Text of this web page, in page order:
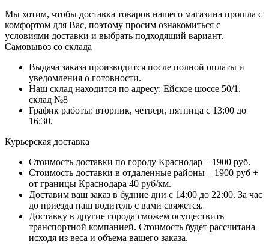
Мы хотим, чтобы доставка товаров нашего магазина прошла с
комфортом для Вас, поэтому просим ознакомиться с
условиями доставки и выбрать подходящий вариант.
Самовывоз со склада
Выдача заказа производится после полной оплаты и
уведомления о готовности.
Наш склад находится по адресу: Ейское шоссе 50/1,
склад №8
График работы: вторник, четверг, пятница с 13:00 до
16:30.
Курьерская доставка
Стоимость доставки по городу Краснодар – 1900 руб.
Стоимость доставки в отдаленные районы – 1900 руб +
от границы Краснодара 40 руб/км.
Доставим ваш заказ в будние дни с 14:00 до 22:00. За час
до приезда наш водитель с вами свяжется.
Доставку в другие города сможем осуществить
транспортной компанией. Стоимость будет рассчитана
исходя из веса и объема вашего заказа.